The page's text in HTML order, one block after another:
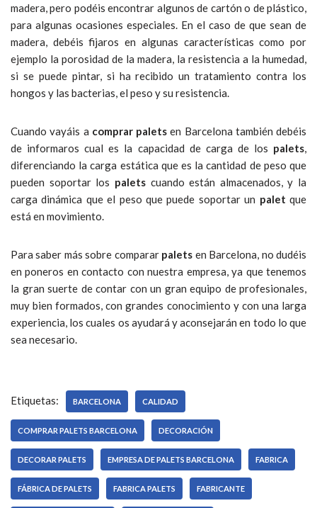
madera, pero podéis encontrar algunos de cartón o de plástico,
para algunas ocasiones especiales. En el caso de que sean de
madera, debéis fijaros en algunas características como por
ejemplo la porosidad de la madera, la resistencia a la humedad,
si se puede pintar, si ha recibido un tratamiento contra los
hongos y las bacterias, el peso y su resistencia.
Cuando vayáis a comprar palets en Barcelona también debéis
de informaros cual es la capacidad de carga de los palets,
diferenciando la carga estática que es la cantidad de peso que
pueden soportar los paletscuando están almacenados, y la
carga dinámica que el peso que puede soportar un palet que
está en movimiento.
Para saber más sobre comparar palets en Barcelona, no dudéis
en poneros en contacto con nuestra empresa, ya que tenemos
la gran suerte de contar con un gran equipo de profesionales,
muy bien formados, con grandes conocimiento y con una larga
experiencia, los cuales os ayudará y aconsejarán en todo lo que
sea necesario.
Etiquetas: BARCELONA CALIDAD
COMPRAR PALETS BARCELONA DECORACIÓN
DECORAR PALETS EMPRESA DE PALETS BARCELONA FABRICA
FÁBRICA DE PALETS FABRICA PALETS FABRICANTE